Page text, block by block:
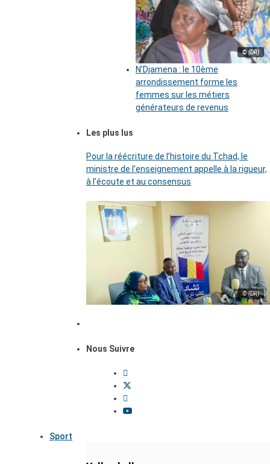
© (DR)
N’Djamena : le 10ème
arrondissement forme les
femmes sur les métiers
générateurs de revenus
Les plus lus
Pour la réécriture de l’histoire du Tchad, le
ministre de l’enseignement appelle à la rigueur,
à l’écoute et au consensus
© (DR)
Nous Suivre
Sport